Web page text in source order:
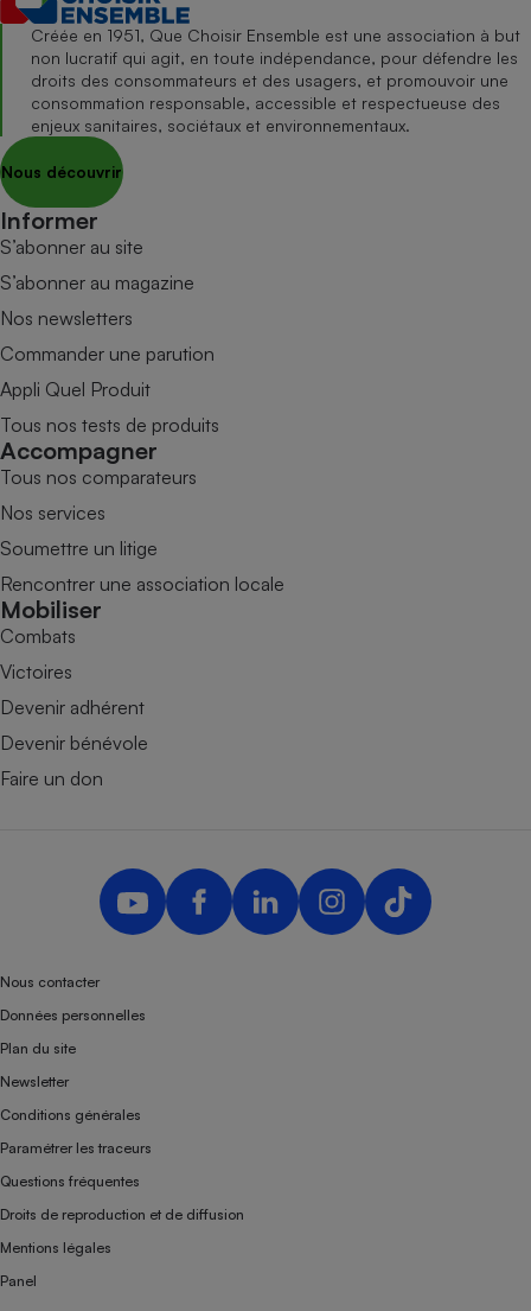
Créée en 1951, Que Choisir Ensemble est une association à but
non lucratif qui agit, en toute indépendance, pour défendre les
droits des consommateurs et des usagers, et promouvoir une
consommation responsable, accessible et respectueuse des
enjeux sanitaires, sociétaux et environnementaux.
Nous découvrir
Informer
S’abonner au site
S’abonner au magazine
Nos newsletters
Commander une parution
Appli Quel Produit
Tous nos tests de produits
Accompagner
Tous nos comparateurs
Nos services
Soumettre un litige
Rencontrer une association locale
Mobiliser
Combats
Victoires
Devenir adhérent
Devenir bénévole
Faire un don
Nous contacter
Données personnelles
Plan du site
Newsletter
Conditions générales
Paramétrer les traceurs
Questions fréquentes
Droits de reproduction et de diffusion
Mentions légales
Panel